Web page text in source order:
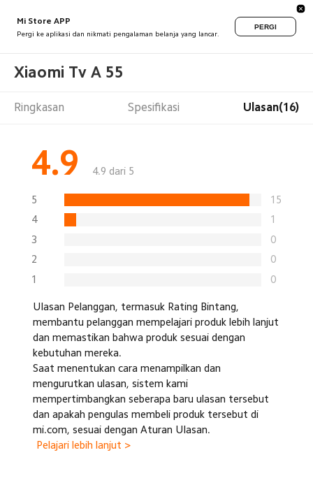
Mi Store APP
Pergi ke aplikasi dan nikmati pengalaman belanja yang lancar.
PERGI
Xiaomi Tv A 55
Ringkasan Spesifikasi Ulasan(16)
4.9 4.9 dari 5
5
15
4
1
3
0
2
0
1
0
Ulasan Pelanggan, termasuk Rating Bintang,
membantu pelanggan mempelajari produk lebih lanjut
dan memastikan bahwa produk sesuai dengan
kebutuhan mereka.
Saat menentukan cara menampilkan dan
mengurutkan ulasan, sistem kami
mempertimbangkan seberapa baru ulasan tersebut
dan apakah pengulas membeli produk tersebut di
mi.com, sesuai dengan Aturan Ulasan.
Pelajari lebih lanjut >